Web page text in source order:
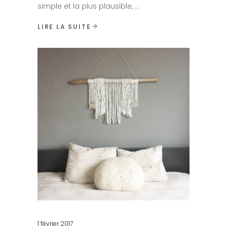
simple et la plus plausible,
LIRE LA SUITE
1 février 2017